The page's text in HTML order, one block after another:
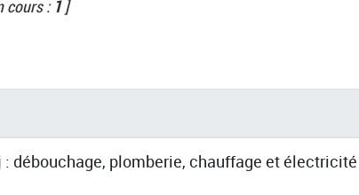
cours : 1]
débouchage, plomberie, chauffage et